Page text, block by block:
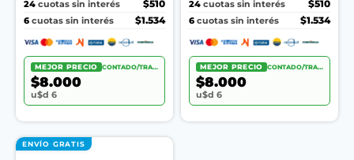
24 cuotas sin interés
$510
6 cuotas sin interés $1.534
MEJOR PRECIO CONTADO/TRANSF.
$8.000
u$d 6
24 cuotas sin interés
$510
6 cuotas sin interés $1.534
MEJOR PRECIO CONTADO/TRANSF.
$8.000
u$d 6
ENVÍO GRATIS